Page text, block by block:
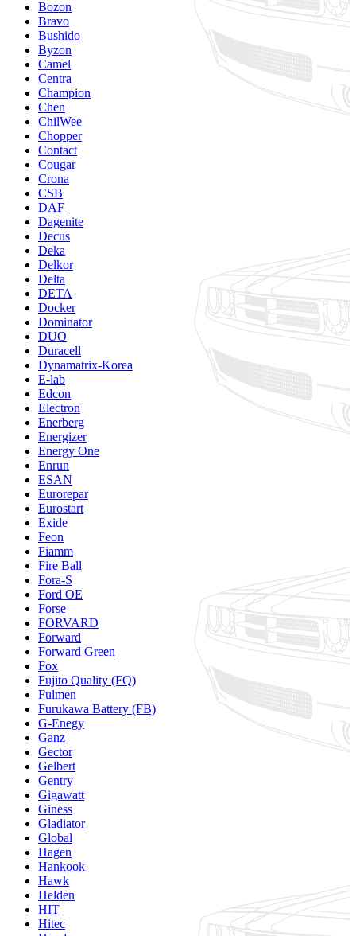
Bozon
Bravo
Bushido
Byzon
Camel
Centra
Champion
Chen
ChilWee
Chopper
Contact
Cougar
Crona
CSB
DAF
Dagenite
Decus
Deka
Delkor
Delta
DETA
Docker
Dominator
DUO
Duracell
Dynamatrix-Korea
E-lab
Edcon
Electron
Enerberg
Energizer
Energy One
Enrun
ESAN
Eurorepar
Eurostart
Exide
Feon
Fiamm
Fire Ball
Fora-S
Ford OE
Forse
FORVARD
Forward
Forward Green
Fox
Fujito Quality (FQ)
Fulmen
Furukawa Battery (FB)
G-Enegy
Ganz
Gector
Gelbert
Gentry
Gigawatt
Giness
Gladiator
Global
Hagen
Hankook
Hawk
Helden
HIT
Hitec